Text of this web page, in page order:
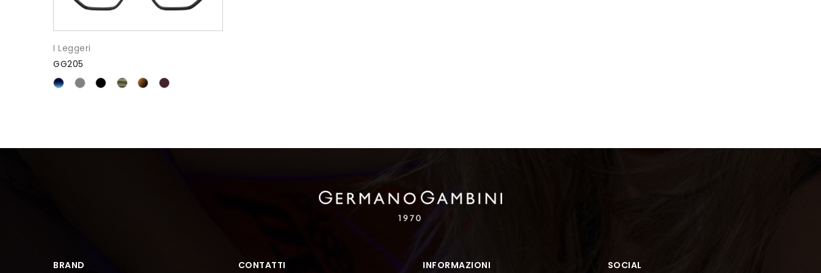
I Leggeri
GG205
BRAND CONTATTI INFORMAZIONI SOCIAL